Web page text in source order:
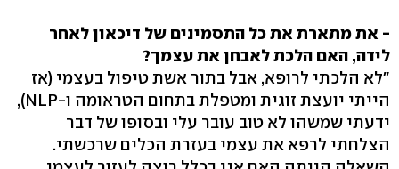
- את מתארת את כל התסמינים של דיכאון לאחר
לידה, האם הלכת לאבחן את עצמך?
"לא הלכתי לרופא, אבל בתור אשת טיפול בעצמי (אז
הייתי יועצת זוגית ומטפלת בתחום הטראומה ו-NLP),
ידעתי שמשהו לא טוב עובר עלי ובסופו של דבר
הצלחתי לרפא את עצמי בעזרת הכלים שרכשתי.